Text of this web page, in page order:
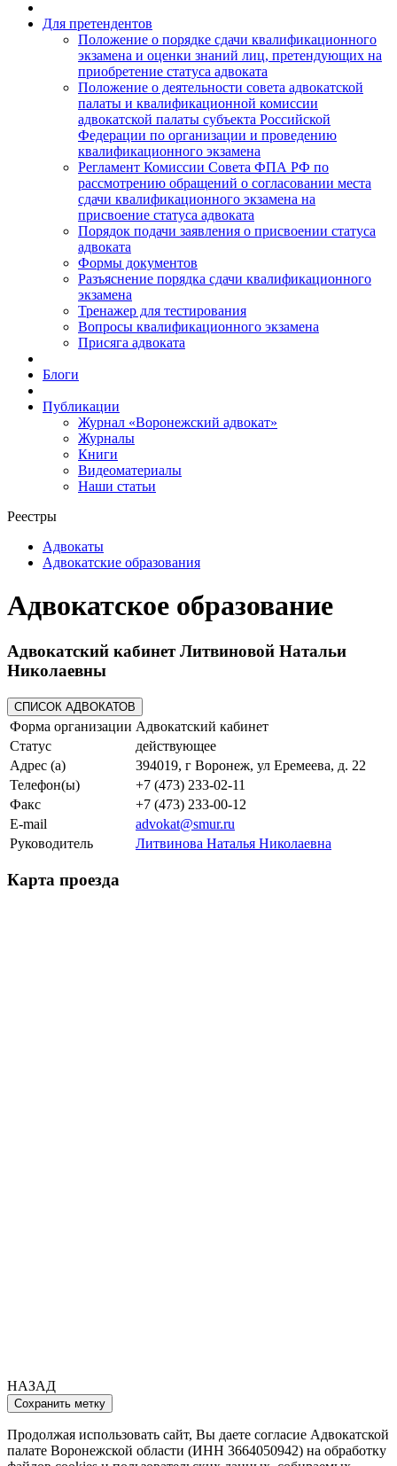
Для претендентов
Положение о порядке сдачи квалификационного
экзамена и оценки знаний лиц, претендующих на
приобретение статуса адвоката
Положение о деятельности совета адвокатской
палаты и квалификационной комиссии
адвокатской палаты субъекта Российской
Федерации по организации и проведению
квалификационного экзамена
Регламент Комиссии Совета ФПА РФ по
рассмотрению обращений о согласовании места
сдачи квалификационного экзамена на
присвоение статуса адвоката
Порядок подачи заявления о присвоении статуса
адвоката
Формы документов
Разъяснение порядка сдачи квалификационного
экзамена
Тренажер для тестирования
Вопросы квалификационного экзамена
Присяга адвоката
Блоги
Публикации
Журнал «Воронежский адвокат»
Журналы
Книги
Видеоматериалы
Наши статьи
Реестры
Адвокаты
Адвокатские образования
Адвокатское образование
Адвокатский кабинет Литвиновой Натальи
Николаевны
Форма организации Адвокатский кабинет
Статус
действующее
Адрес (а)
394019, г Воронеж, ул Еремеева, д. 22
Телефон(ы)
+7 (473) 233-02-11
Факс
+7 (473) 233-00-12
E-mail
advokat@smur.ru
Руководитель
Литвинова Наталья Николаевна
Карта проезда
НАЗАД
Продолжая использовать сайт, Вы даете согласие Адвокатской
палате Воронежской области (ИНН 3664050942) на обработку